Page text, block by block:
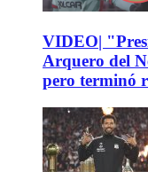
VIDEO|
Arquero del
pero terminó